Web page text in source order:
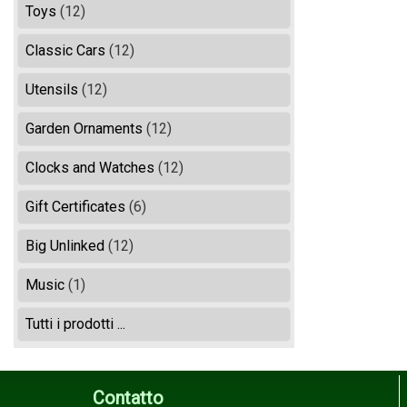
Toys (12)
Classic Cars (12)
Utensils (12)
Garden Ornaments (12)
Clocks and Watches (12)
Gift Certificates (6)
Big Unlinked (12)
Music (1)
Tutti i prodotti ...
Contatto